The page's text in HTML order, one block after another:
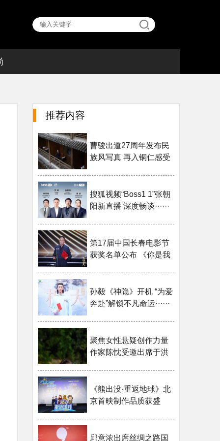
推荐内容
曹骏出道27周年发布民
族风写真 再入铜仁感受
搜狐视频“Boss1 1”张朝
阳新直播 深度畅谈······
第17届中国长春电影节
获奖名单公布 《你是我
孙毅《神隐》开机 “为爱
奔赴”解锁不凡命运······
聚焦女性悬疑创作力量
作家陈忱受邀出席于洪
《熊出没·重返地球》北
京首映制作品质获盛
邱意浓出席丝绸之路国